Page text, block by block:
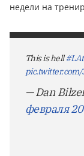
недели на
This is hell
pic.twitter.com/
— Dan
февраля